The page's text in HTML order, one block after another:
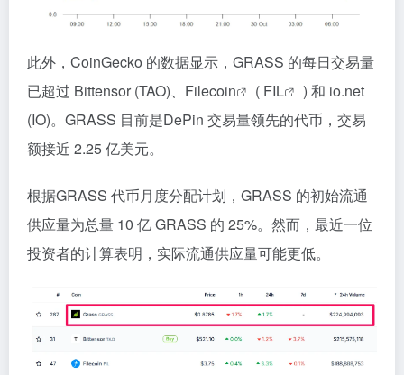
此外，CoinGecko 的数据显示，GRASS 的每日交易量
已超过 Bittensor (TAO)、 Filecoin ( FIL
) 和 io.net
(IO)。GRASS 目前是DePin 交易量领先的代币，交易
额接近 2.25 亿美元。
根据GRASS 代币月度分配计划，GRASS 的初始流通
供应量为总量 10 亿 GRASS 的 25%。然而，最近一位
投资者的计算表明，实际流通供应量可能更低。